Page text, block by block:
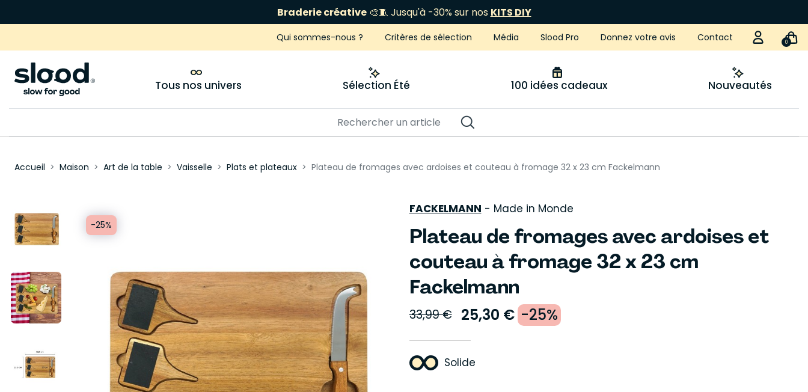
Braderie créative🎨🧵 Jusqu'à -30% sur nos KITS DIY
Qui sommes-nous ? Critères de sélection Média Slood Pro Donnez votre avis Contact 0
Tous nos univers Sélection Été 100 idées cadeaux Nouveautés
Accueil Maison Art de la table Vaisselle Plats et plateaux Plateau de fromages avec ardoises et couteau à fromage 32 x 23 cm Fackelmann
-25%
FACKELMANN - Made in Monde
Plateau de fromages avec ardoises et
couteau à fromage 32 x 23 cm
Fackelmann
33,99 € 25,30 € -25%
Solide